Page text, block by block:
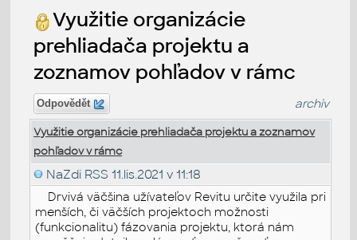
Využitie organizácie
prehliadača projektu a
zoznamov pohľadov v rámc
Odpovědět archiv
Využitie organizácie prehliadača projektu a zoznamov
pohľadov v rámc
NaZdi RSS 11.lis.2021 v 11:18
Drvivá väčšina užívateľov Revitu určite využila pri
menších, či väčších projektoch možnosti
(funkcionalitu) fázovania projektu, ktorá nám